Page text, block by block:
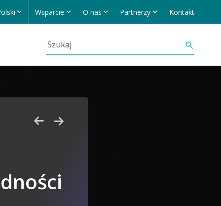
Wsparcie O nas Partnerzy Kontakt